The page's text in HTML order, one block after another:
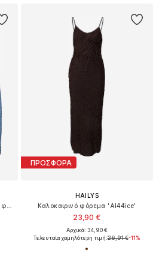
ΠΡΟΣΦΟΡΑ
HAILYS
Καλοκαιρινό φόρεμα 'Al44ice'
23,90 €
Αρχικά: 34,90 €
Τελευταία χαμηλότερη τιμή:26,91 €-11%